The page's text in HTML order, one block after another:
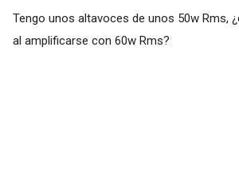
Tengo unos altavoces de unos 50w Rms,
al amplificarse con 60w Rms?